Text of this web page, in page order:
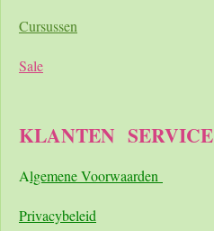
Cursussen
Sale
KLANTEN SERVICE
Algemene Voorwaarden
Privacybeleid